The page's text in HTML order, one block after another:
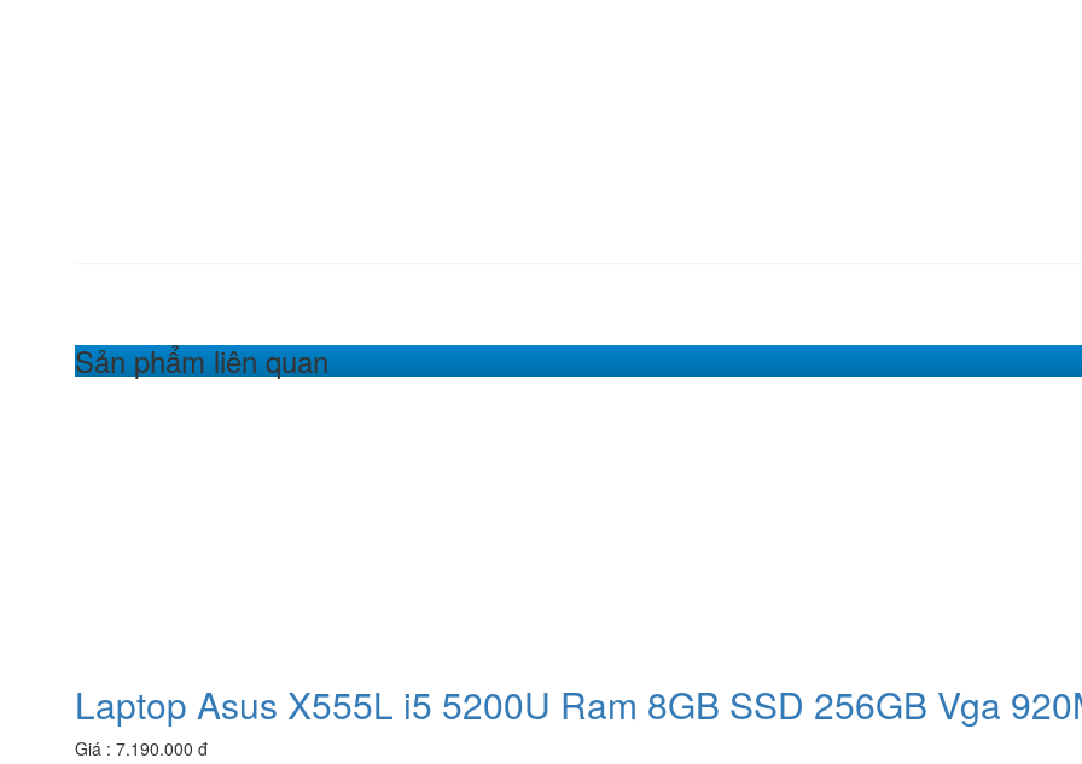
Sản phẩm liên quan
Laptop Asus X555L i5 5200U Ram 8GB SSD 256GB Vga
Giá : 7.190.000 đ